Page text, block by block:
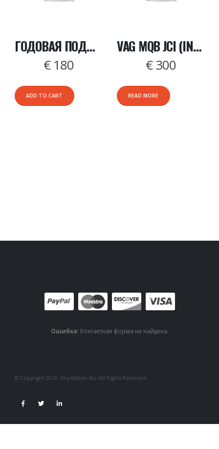
ГОДОВАЯ ПОДПИСКА (BARRACUDA)
€180
ADD TO CART
VAG MQB JCI (INCLUDES ALL SUPPORTED CLUSTERS) БОЛЬШЕ НЕ ПРОДАЕТСЯ! ВХОДИТ В ГОДОВУЮ ПОДПИСКУ!
€300
READ MORE